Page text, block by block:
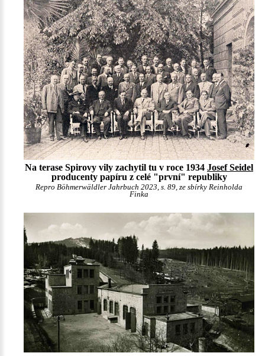
Na terase Spirovy vily zachytil tu v roce 1934 Josef Seidel
producenty papíru z celé "první" republiky
Repro Böhmerwäldler Jahrbuch 2023, s. 89, ze sbírky Reinholda
Finka